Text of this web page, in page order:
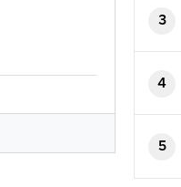
3
4
5